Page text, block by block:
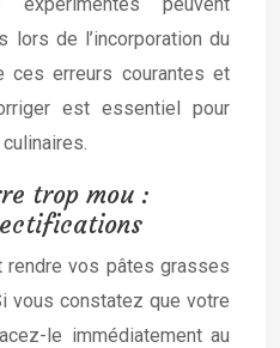
lors de l’incorporation du
ces erreurs courantes et
est essentiel pour
trop mou :
rendre vos pâtes grasses
vous constatez que votre
le immédiatement au